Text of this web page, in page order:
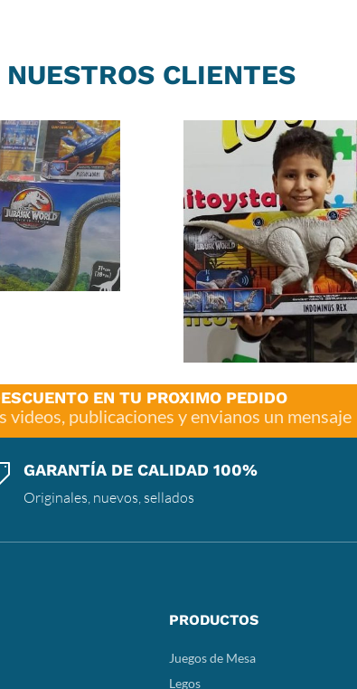
NUESTROS CLIENTES
EN TU PROXIMO PEDIDO
publicaciones y envianos un
GARANTÍA DE CALIDAD 100%
Originales, nuevos, sellados
PRODUCTOS
Juegos de Mesa
Legos